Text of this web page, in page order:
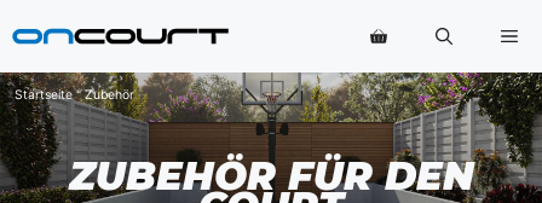
Inhalt
Startseite"Zubehör
ZUBEHÖR FÜR DEN